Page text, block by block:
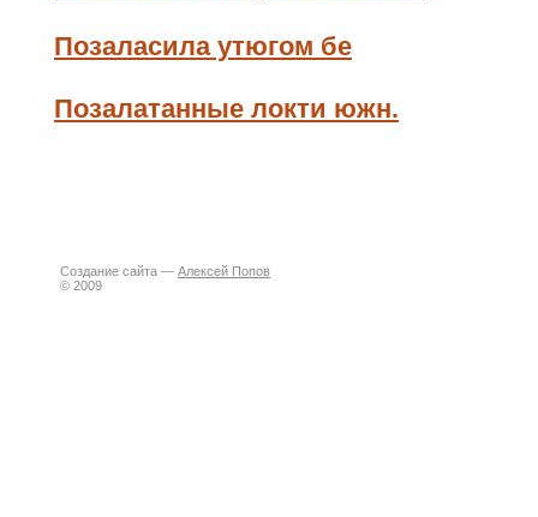
Позаласила утюгом бе
Позалатанные локти южн.
Создание сайта — Алексей Попов
© 2009